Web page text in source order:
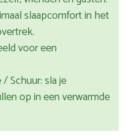
slaapcomfort in het
voor een
Schuur: sla je
op in een verwarmde